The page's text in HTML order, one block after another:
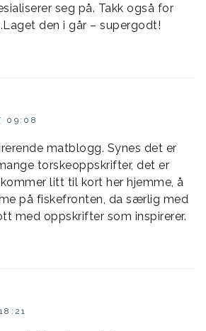
seg på. Takk også for
den i går – supergodt!
09:08
matblogg. Synes det er
torskeoppskrifter, det er
litt til kort her hjemme, å
på fiskefronten, da særlig med
med oppskrifter som inspirerer.